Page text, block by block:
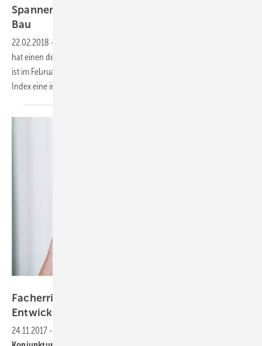
Spannende Entwicklung beim ifo-Index für den
Bau
22.02.2018 -
hat einen deutlichen Dämpfer erhalten. Der ifo Geschäftsklimaindex
ist im Februar gesunken. Und im im Bauhauptgewerbe macht der
Index eine interessante
Facherrichter äußerst zufrieden mit der
Entwicklung im
24.11.2017 -